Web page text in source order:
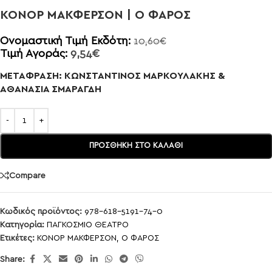
ΚΟΝΟΡ ΜΑΚΦΕΡΣΟΝ | Ο ΦΑΡΟΣ
Ονομαστική Τιμή Εκδότη: 10,60€
Τιμή Αγοράς: 9,54€
ΜΕΤΑΦΡΑΣΗ: ΚΩΝΣΤΑΝΤΙΝΟΣ ΜΑΡΚΟΥΛΑΚΗΣ &
ΑΘΑΝΑΣΙΑ ΣΜΑΡΑΓΔΗ
ΠΡΟΣΘΉΚΗ ΣΤΟ ΚΑΛΆΘΙ
Compare
Κωδικός προϊόντος: 978-618-5191-74-0
Κατηγορία: ΠΑΓΚΟΣΜΙΟ ΘΕΑΤΡΟ
Ετικέτες: ΚΟΝΟΡ ΜΑΚΦΕΡΣΟΝ, Ο ΦΑΡΟΣ
Share: